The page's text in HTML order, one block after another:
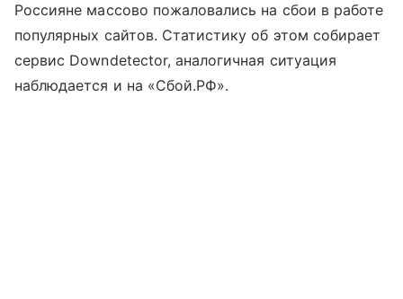
Россияне массово пожаловались на сбои в работе
популярных сайтов. Статистику об этом собирает
сервис Downdetector, аналогичная ситуация
наблюдается и на «Сбой.РФ».